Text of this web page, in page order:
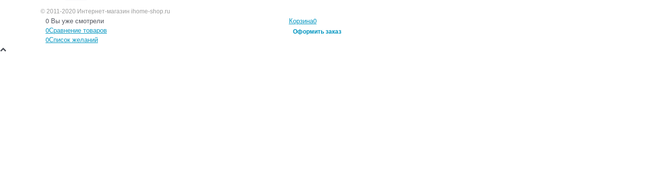
© 2011-2020 Интернет-магазин ihome-shop.ru
0 Вы уже смотрели
0Сравнение товаров
0Список желаний
Корзина0
Оформить заказ